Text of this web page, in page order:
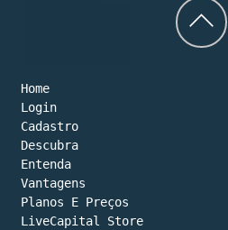
Back
Home
Login
Cadastro
Descubra
Entenda
Vantagens
Planos E Preços
LiveCapital Store